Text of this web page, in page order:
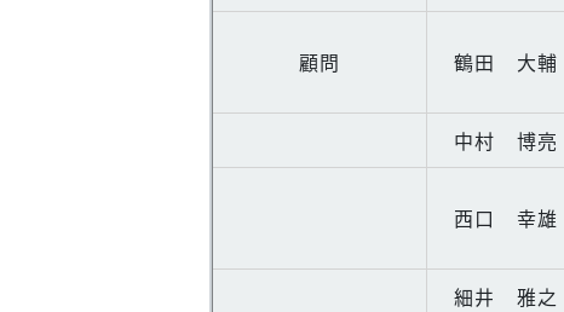
顧問 鶴田 大輔
中村 博亮
西口 幸雄
細井 雅之